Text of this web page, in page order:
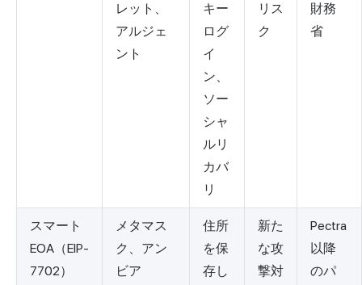
レット、
アルジェ
ント
キー
ログ
イ
ン、
ソー
シャ
ルリ
カバ
リ
リス
ク
財務
省
スマート
EOA（EIP-
7702）
メタマス
ク、アン
ビア
住所
を保
存し
新た
な攻
撃対
Pectra
以降
のパ